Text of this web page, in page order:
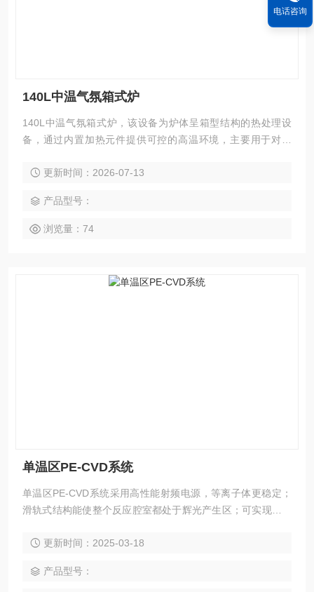
140L中温气氛箱式炉
140L中温气氛箱式炉，该设备为炉体呈箱型结构的热处理设
备，通过内置加热元件提供可控的高温环境，主要用于对金
处理，广泛应用于材料科学与工程领域。
更新时间：2026-07-13
产品型号：
浏览量：74
单温区PE-CVD系统
单温区PE-CVD系统采用高性能射频电源，等离子体更稳定；
滑轨式结构能使整个反应腔室都处于辉光产生区；可实现快速
更新时间：2025-03-18
产品型号：
电话咨询